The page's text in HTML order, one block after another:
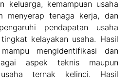
keluarga, kemampuan usaha
menyerap tenaga kerja, dan
pendapatan usaha
kelayakan usaha. Hasil
mengidentifikasi dan
aspek teknis maupun
ternak kelinci. Hasil